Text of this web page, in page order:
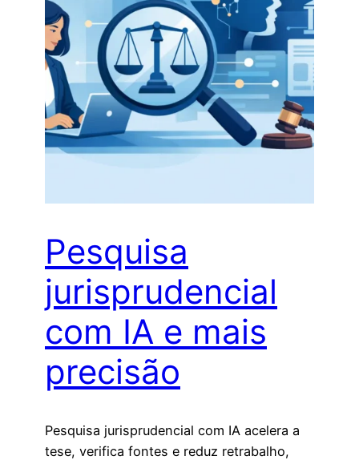
Pesquisa
jurisprudencial
com IA e mais
precisão
Pesquisa jurisprudencial com IA acelera a
tese, verifica fontes e reduz retrabalho,